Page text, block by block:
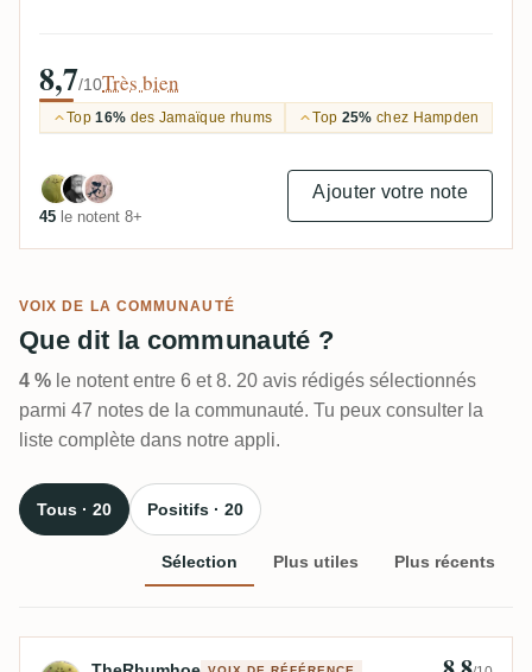
8,7/10Très bien
Top16% des Jamaïque rhums Top 25% chez Hampden
45 le notent 8+
Ajouter votre note
VOIX DE LA COMMUNAUTÉ
Que dit la communauté ?
4 % le notent entre 6 et 8. 20 avis rédigés sélectionnés
parmi 47 notes de la communauté. Tu peux consulter la
liste complète dans notre appli.
Tous · 20 Positifs · 20
Sélection Plus utiles Plus récents